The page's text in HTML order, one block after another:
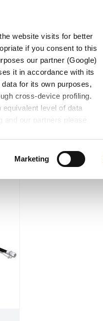
website visits for better
if you consent to this
our partner (Google)
it in accordance with its
for its own purposes,
cross-device profiling.
level of data
our partners please
Marketing